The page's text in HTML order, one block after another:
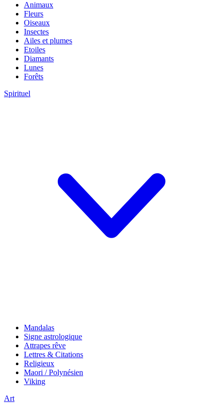
Animaux
Fleurs
Oiseaux
Insectes
Ailes et plumes
Etoiles
Diamants
Lunes
Forêts
Spirituel
Mandalas
Signe astrologique
Attrapes rêve
Lettres & Citations
Religieux
Maori / Polynésien
Viking
Art